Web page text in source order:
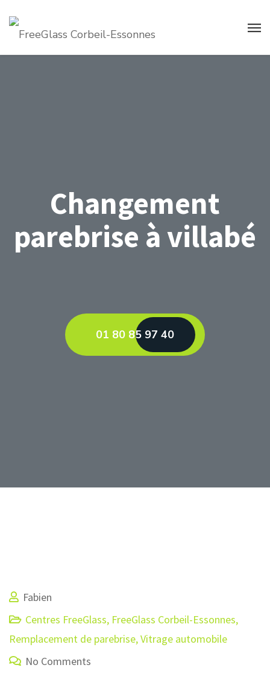
Changement
parebrise à villabé
01 80 85 97 40
Fabien
Centres FreeGlass, FreeGlass Corbeil-Essonnes,
Remplacement de parebrise,Vitrage automobile
No Comments